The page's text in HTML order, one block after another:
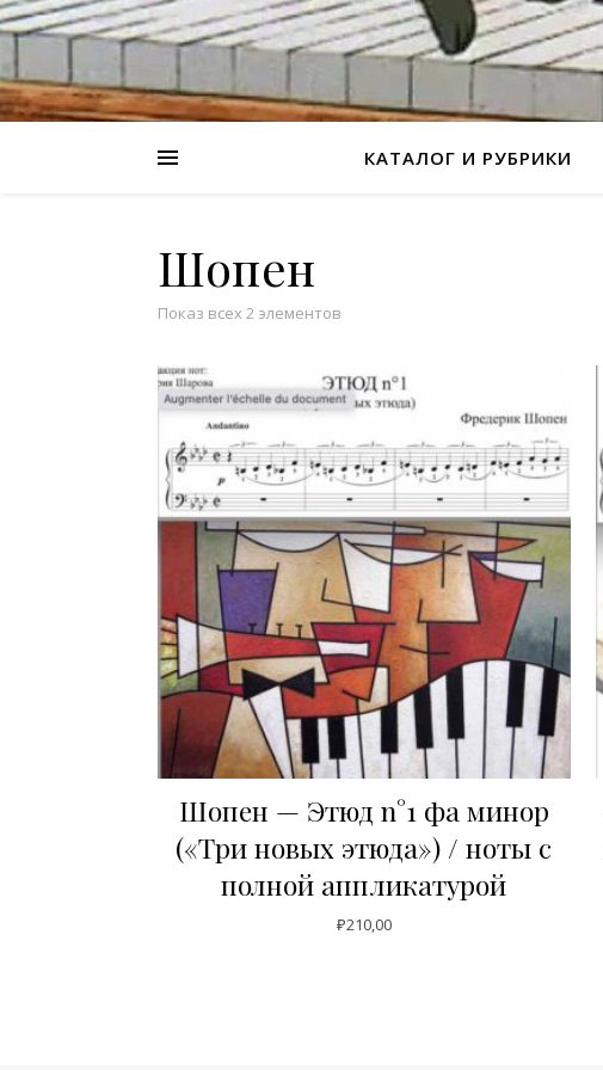
КАТАЛОГ И РУБРИКИ
Шопен
Показ всех 2 элементов
Шопен — Этюд n°1 фа минор
(«Три новых этюда») / ноты с
полной аппликатурой
₽210,00